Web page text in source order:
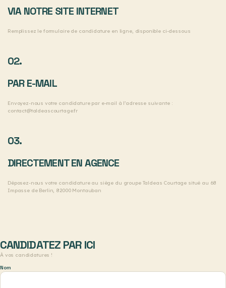
VIA NOTRE SITE INTERNET
Remplissez le formulaire de candidature en ligne, disponible ci-dessous
02.
PAR E-MAIL
Envoyez-nous votre candidature par e-mail à l’adresse suivante :
contact@taldeascourtage.fr
03.
DIRECTEMENT EN AGENCE
Déposez-nous votre candidature au siège du groupe Taldeas Courtage situé au 68
Impasse de Berlin, 82000 Montauban
CANDIDATEZ PAR ICI
À vos candidatures !
Nom